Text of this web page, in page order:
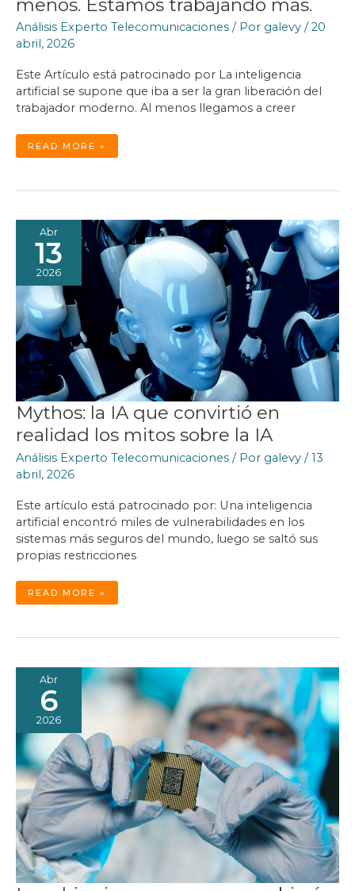
menos. Estamos trabajando más.
Análisis Experto Telecomunicaciones / Por galevy / 20
abril, 2026
Este Artículo está patrocinado por La inteligencia
artificial se supone que iba a ser la gran liberación del
trabajador moderno. Al menos llegamos a creer
LA
IA
PROMETIÓ
ESTAMOS
READ MORE »
Abr
13
2026
Mythos: la IA que convirtió en
realidad los mitos sobre la IA
Análisis Experto Telecomunicaciones / Por galevy /13
abril, 2026
Este artículo está patrocinado por: Una inteligencia
artificial encontró miles de vulnerabilidades en los
sistemas más seguros del mundo, luego se saltó sus
propias restricciones
MYTHOS:
IA
REALIDAD
READ MORE »
Abr
6
2026